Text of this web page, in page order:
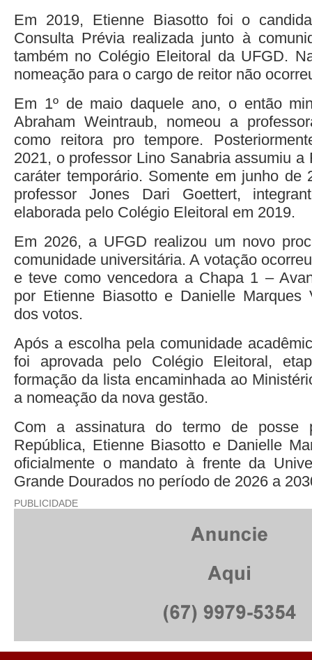
Em 2019, Etienne Biasotto foi o
Consulta Prévia realizada junto à
também no Colégio Eleitoral da UFGD.
nomeação para o cargo de reitor não
Em 1º de maio daquele ano, o então
Abraham Weintraub, nomeou a
como reitora pro tempore.
2021, o professor Lino Sanabria assumiu a
caráter temporário. Somente em junho de
professor Jones Dari Goettert,
elaborada pelo Colégio Eleitoral em 2019.
Em 2026, a UFGD realizou um novo
comunidade universitária. A votação
e teve como vencedora a Chapa 1 –
por Etienne Biasotto e Danielle Marques
dos votos.
Após a escolha pela comunidade
foi aprovada pelo Colégio Eleitoral,
formação da lista encaminhada ao
a nomeação da nova gestão.
Com a assinatura do termo de posse
República, Etienne Biasotto e Danielle
oficialmente o mandato à frente da
Grande Dourados no período de 2026 a
PUBLICIDADE